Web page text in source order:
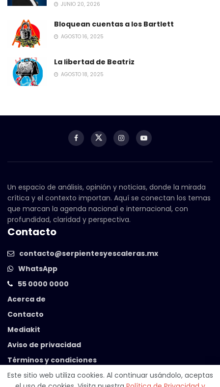
JUNIO 20, 2026
Bloquean cuentas a los Bartlett
AGOSTO 16, 2025
La libertad de Beatriz
AGOSTO 18, 2025
Un espacio de análisis, opinión y noticias, donde la mirada
crítica y el contexto importan. Aquí se conectan los temas
que marcan la agenda nacional e internacional, con
profundidad, claridad y perspectiva.
Contacto
contacto@serpientesyescaleras.mx
WhatsApp
55 0000 0000
Acerca de
Contacto
Mediakit
Aviso de privacidad
Términos y condiciones
Este sitio web utiliza cookies. Al continuar usándolo, aceptas